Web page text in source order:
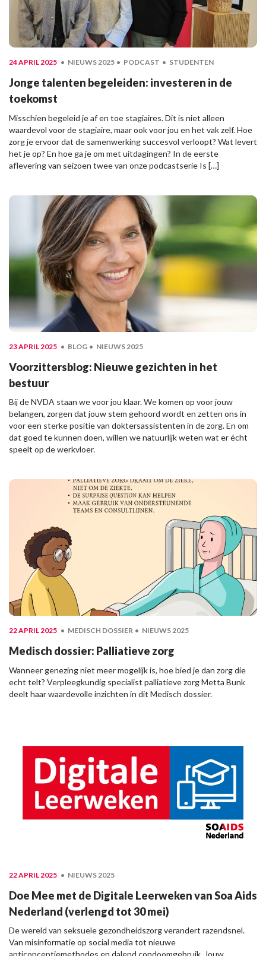
24 APRIL 2025 NIEUWS 2025 PODCAST STUDENTEN
Jonge talenten begeleiden: investeren in de
toekomst
Misschien begeleid je af en toe stagiaires. Dit is niet alleen
waardevol voor de stagiaire, maar ook voor jou en het vak zelf. Hoe
zorg je ervoor dat de samenwerking succesvol verloopt? Wat levert
het je op? En hoe ga je om met uitdagingen? In de eerste
aflevering van seizoen twee van onze podcastserie Is […]
23 APRIL 2025 BLOG NIEUWS 2025
Voorzittersblog: Nieuwe gezichten in het
bestuur
Bij de NVDA staan we voor jou klaar. We komen op voor jouw
belangen, zorgen dat jouw stem gehoord wordt en zetten ons in
voor een sterke positie van doktersassistenten in de zorg. En om
dat goed te kunnen doen, willen we natuurlijk weten wat er écht
speelt op de werkvloer.
22 APRIL 2025 MEDISCH DOSSIER NIEUWS 2025
Medisch dossier: Palliatieve zorg
Wanneer genezing niet meer mogelijk is, hoe bied je dan zorg die
echt telt? Verpleegkundig specialist palliatieve zorg Metta Bunk
deelt haar waardevolle inzichten in dit Medisch dossier.
22 APRIL 2025 NIEUWS 2025
Doe Mee met de Digitale Leerweken van Soa Aids
Nederland (verlengd tot 30 mei)
De wereld van seksuele gezondheidszorg verandert razendsnel.
Van misinformatie op social media tot nieuwe
anticonceptiemethodes en dalend condoomgebruik. Jouw